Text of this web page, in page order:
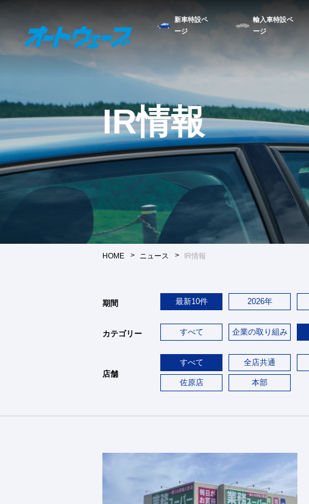
新車特設ペ
ージ
輸入車特設ペ
ージ
IR情報
HOME ニュース IR情報
期間 最新10件 2026年
カテゴリー すべて 企業の取り組み
店舗
すべて 全店共通
佐原店 本部